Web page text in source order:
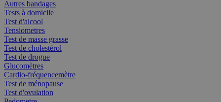
Autres bandages
Tests à domicile
Test d'alcool
Tensiometres
Test de masse grasse
Test de cholestérol
Test de drogue
Glucomètres
Cardio-fréquencemètre
Test de ménopause
Test d'ovulation